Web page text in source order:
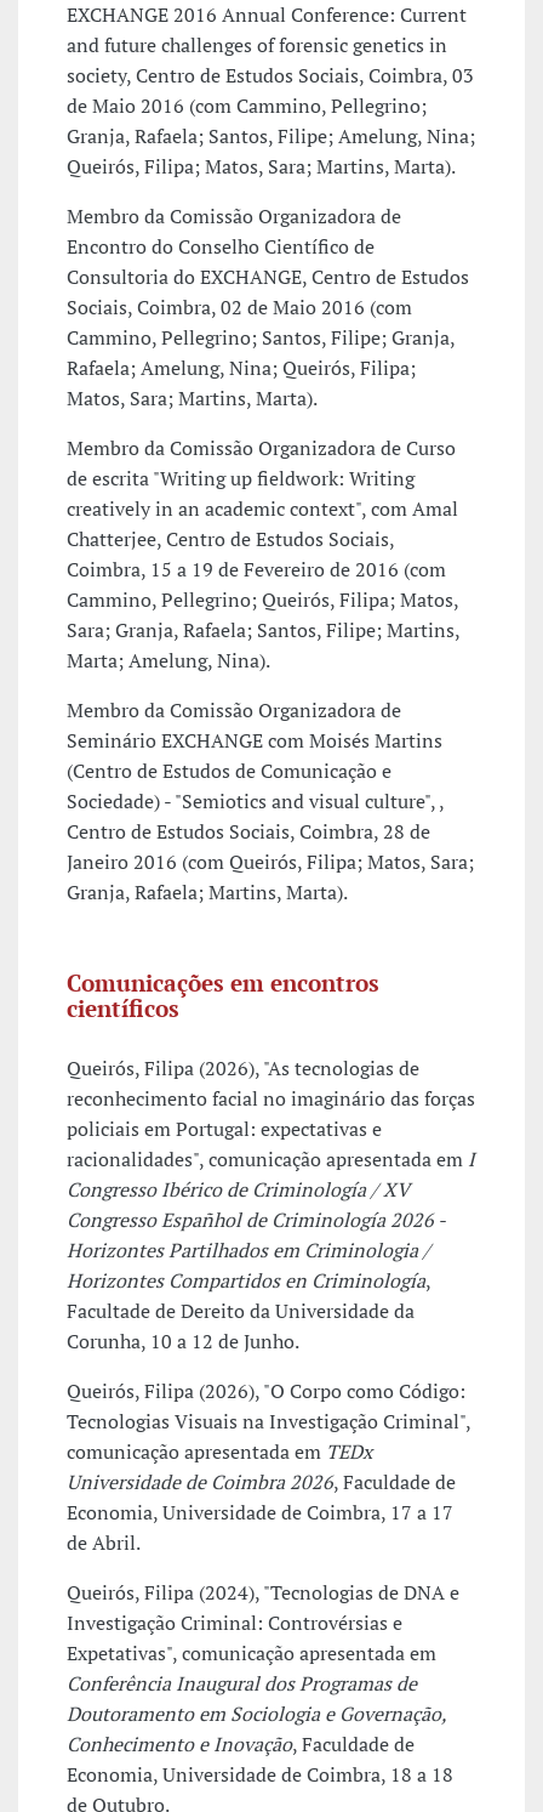
EXCHANGE 2016 Annual Conference: Current
and future challenges of forensic genetics in
society, Centro de Estudos Sociais, Coimbra, 03
de Maio 2016 (com Cammino, Pellegrino;
Granja, Rafaela; Santos, Filipe; Amelung, Nina;
Queirós, Filipa; Matos, Sara; Martins, Marta).
Membro da Comissão Organizadora de
Encontro do Conselho Científico de
Consultoria do EXCHANGE, Centro de Estudos
Sociais, Coimbra, 02 de Maio 2016 (com
Cammino, Pellegrino; Santos, Filipe; Granja,
Rafaela; Amelung, Nina; Queirós, Filipa;
Matos, Sara; Martins, Marta).
Membro da Comissão Organizadora de Curso
de escrita "Writing up fieldwork: Writing
creatively in an academic context", com Amal
Chatterjee, Centro de Estudos Sociais,
Coimbra, 15 a 19 de Fevereiro de 2016 (com
Cammino, Pellegrino; Queirós, Filipa; Matos,
Sara; Granja, Rafaela; Santos, Filipe; Martins,
Marta; Amelung, Nina).
Membro da Comissão Organizadora de
Seminário EXCHANGE com Moisés Martins
(Centro de Estudos de Comunicação e
Sociedade) - "Semiotics and visual culture", ,
Centro de Estudos Sociais, Coimbra, 28 de
Janeiro 2016 (com Queirós, Filipa; Matos, Sara;
Granja, Rafaela; Martins, Marta).
Comunicações em encontros
científicos
Queirós, Filipa (2026), "As tecnologias de
reconhecimento facial no imaginário das forças
policiais em Portugal: expectativas e
racionalidades", comunicação apresentada em I
Congresso Ibérico de Criminología / XV
Congresso Españhol de Criminología 2026 -
Horizontes Partilhados em Criminologia /
Horizontes Compartidos en Criminología,
Facultade de Dereito da Universidade da
Corunha, 10 a 12 de Junho.
Queirós, Filipa (2026), "O Corpo como Código:
Tecnologias Visuais na Investigação Criminal",
comunicação apresentada em TEDx
Universidade de Coimbra 2026, Faculdade de
Economia, Universidade de Coimbra, 17 a 17
de Abril.
Queirós, Filipa (2024), "Tecnologias de DNA e
Investigação Criminal: Controvérsias e
Expetativas", comunicação apresentada em
Conferência Inaugural dos Programas de
Doutoramento em Sociologia e Governação,
Conhecimento e Inovação, Faculdade de
Economia, Universidade de Coimbra, 18 a 18
de Outubro.